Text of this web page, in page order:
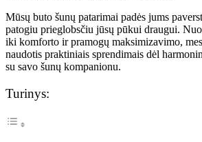
Mūsų buto šunų patarimai padės jums
patogiu prieglobsčiu jūsų pūkui draugui.
iki komforto ir pramogų maksimizavimo,
naudotis praktiniais sprendimais dėl
su savo šunų kompanionu.
Turinys: